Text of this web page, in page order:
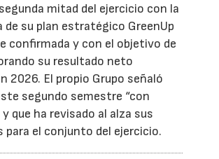
mitad del ejercicio con la
su plan estratégico GreenUp
confirmada y con el objetivo de
su resultado neto
2026. El propio Grupo señaló
segundo semestre “con
que ha revisado al alza sus
para el conjunto del ejercicio.